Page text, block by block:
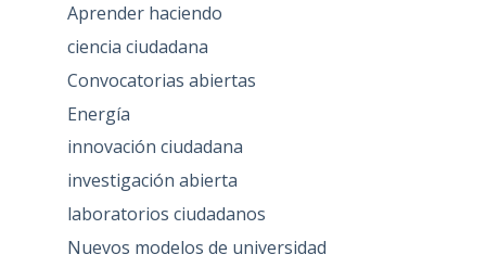
Aprender haciendo
ciencia ciudadana
Convocatorias abiertas
Energía
innovación ciudadana
investigación abierta
laboratorios ciudadanos
Nuevos modelos de universidad